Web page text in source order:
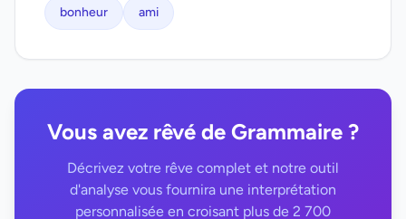
bonheur ami
Vous avez rêvé de Grammaire ?
Décrivez votre rêve complet et notre outil
d'analyse vous fournira une interprétation
personnalisée en croisant plus de 2 700